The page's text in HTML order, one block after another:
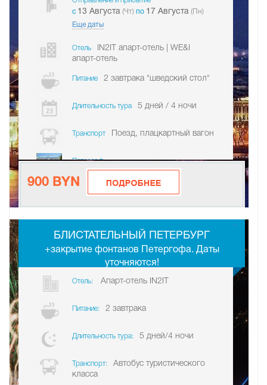
c 13 Августа (Чт) по 17 Августа (Пн)
Еще даты
Отель
IN2IT апарт-отель | WE&I
апарт-отель
Питание 2 завтрака "шведский стол"
Длительность тура 5 дней / 4 ночи
Транспорт Поезд, плацкартный вагон
Петергоф
900 BYN
БЛИСТАТЕЛЬНЫЙ ПЕТЕРБУРГ
+закрытие фонтанов Петергофа. Даты
уточняются!
Отель: Апарт-отель IN2IT
Питание: 2 завтрака
Длительность тура: 5 дней/4 ночи
Транспорт:
Автобус туристического
класса
-